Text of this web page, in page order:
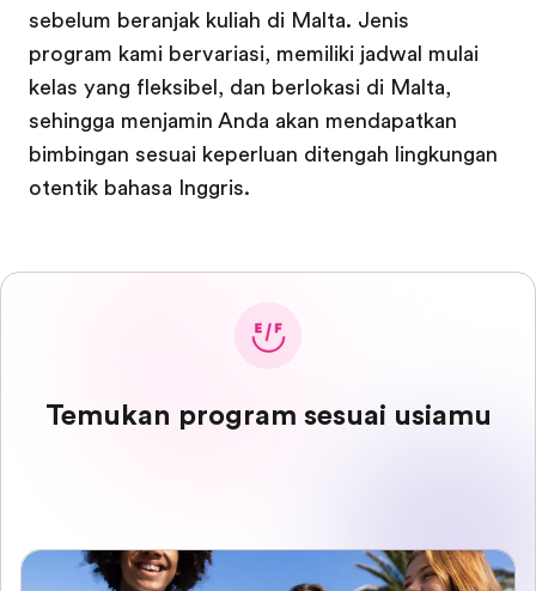
sebelum beranjak kuliah di Malta. Jenis
program kami bervariasi, memiliki jadwal mulai
kelas yang fleksibel, dan berlokasi di Malta,
sehingga menjamin Anda akan mendapatkan
bimbingan sesuai keperluan ditengah lingkungan
otentik bahasa Inggris.
Temukan program sesuai usiamu